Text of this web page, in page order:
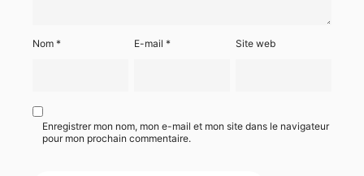
Nom * E-mail* Site web
Enregistrer mon nom, mon e-mail et mon site dans le navigateur
pour mon prochain commentaire.